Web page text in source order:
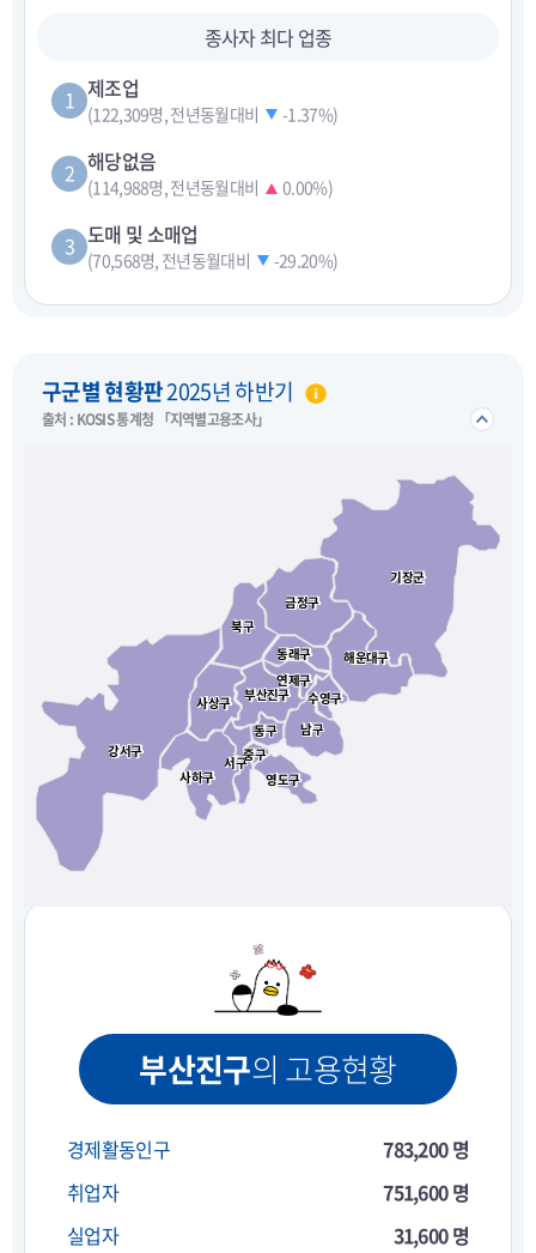
종사자 최다 업종
1 제조업
(122,309명, 전년동월대비 -1.37%)
2 해당없음
(114,988명, 전년동월대비 0.00%)
3 도매 및 소매업
(70,568명, 전년동월대비 -29.20%)
구군별 현황판2025년 하반기
출처 : KOSIS 통계청 「지역별고용조사」 접기/
강서구
강서구
사상구
사상구
서구
서구
사하구
사하구
중구
중구
영도구
영도구
동구
동구 남구
남구
부산진구
부산진구
연제구
연제구
동래구
동래구
북구
북구
금정구
금정구
수영구
수영구
해운대구
해운대구
기장군
기장군
부산진구의 고용현황
경제활동인구
783,200 명
취업자
751,600 명
실업자
31,600 명